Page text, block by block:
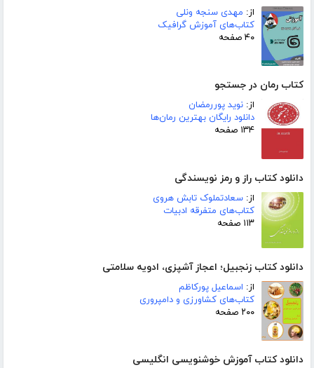
از: مهدی سنجه ونلی
کتاب‌های آموزش گرافیک
۴۰ صفحه
کتاب رمان در جستجو
از: نوید پوررمضان
دانلود رایگان بهترین رمان‌ها
۱۳۴ صفحه
دانلود کتاب راز و رمز نویسندگی
از: سعادتملوک تابش هروی
کتاب‌های متفرقه ادبیات
۱۱۳ صفحه
دانلود کتاب زنجبیل؛ اعجاز آشپزی، ادویه سلامتی
از: اسماعیل پورکاظم
کتاب‌های کشاورزی و دامپروری
۲۰۰ صفحه
دانلود کتاب آموزش خوشنویسی انگلیسی